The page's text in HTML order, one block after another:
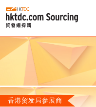
香港贸发局参展商